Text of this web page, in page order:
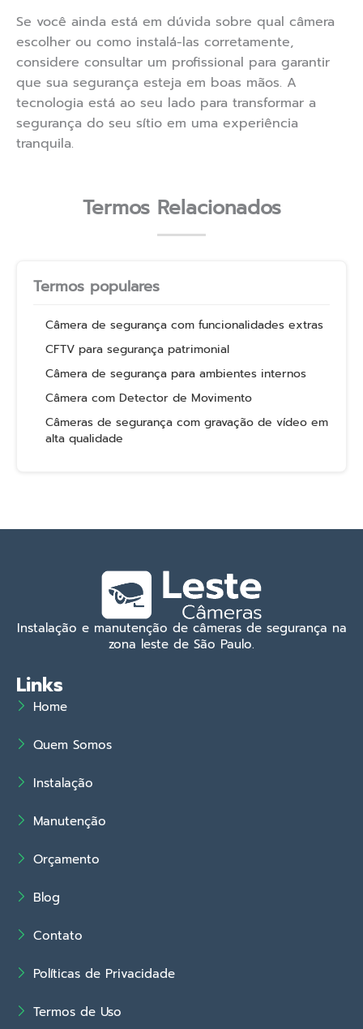
Se você ainda está em dúvida sobre qual câmera
escolher ou como instalá-las corretamente,
considere consultar um profissional para garantir
que sua segurança esteja em boas mãos. A
tecnologia está ao seu lado para transformar a
segurança do seu sítio em uma experiência
tranquila.
Termos Relacionados
Termos populares
Câmera de segurança com funcionalidades extras
CFTV para segurança patrimonial
Câmera de segurança para ambientes internos
Câmera com Detector de Movimento
Câmeras de segurança com gravação de vídeo em
alta qualidade
Instalação e manutenção de câmeras de segurança na
zona leste de São Paulo.
Links
Home
Quem Somos
Instalação
Manutenção
Orçamento
Blog
Contato
Políticas de Privacidade
Termos de Uso